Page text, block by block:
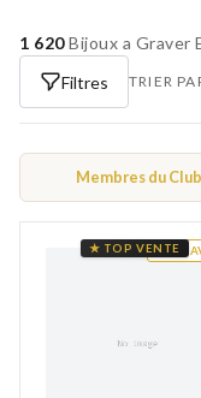
1 620Bijoux a Graver
Filtres
TRIER
Membres du Club
★ TOP VENTE